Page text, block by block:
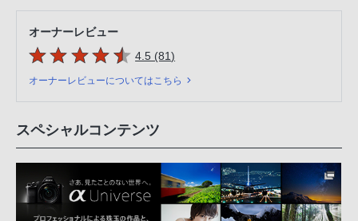
オーナーレビュー
5つの星のうち
4.5 (81件のレビュー
)
オーナーレビューについてはこちら
スペシャルコンテンツ